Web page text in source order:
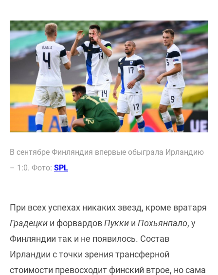
В сентябре Финляндия впервые обыграла Ирландию
– 1:0. Фото: SPL
При всех успехах никаких звезд, кроме вратаря
Градецки и форвардовПукки и Похьянпало, у
Финляндии так и не появилось. Состав
Ирландии с точки зрения трансферной
стоимости превосходит финский втрое, но сама